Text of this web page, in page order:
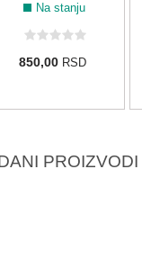
Na stanju
850,00 RSD
PROIZVODI